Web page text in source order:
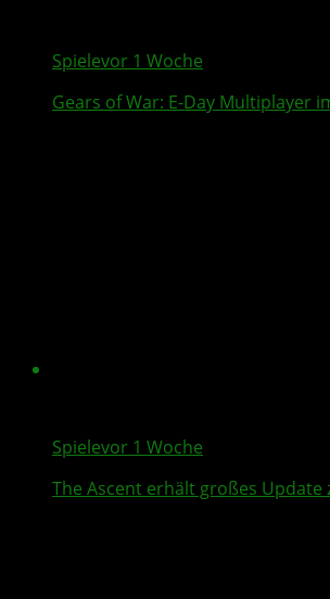
Spielevor 1 Woche
Gears of War: E-Day Multiplayer
Spielevor 1 Woche
The Ascent erhält großes Update